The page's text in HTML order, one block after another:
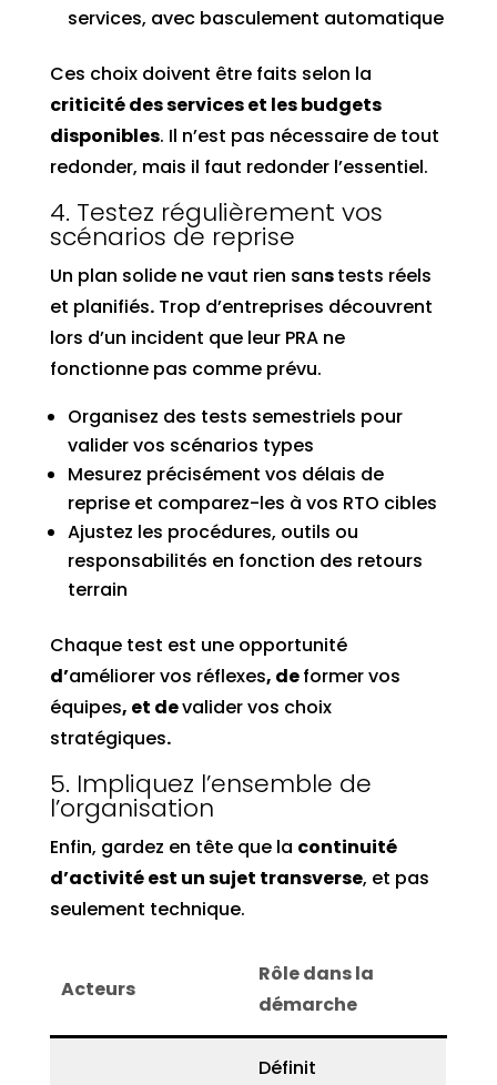
services, avec basculement automatique
Ces choix doivent être faits selon la
criticité des services et les budgets
disponibles. Il n’est pas nécessaire de tout
redonder, mais il faut redonder l’essentiel.
4. Testez régulièrement vos
scénarios de reprise
Un plan solide ne vaut rien sanstests réels
et planifiés.Trop d’entreprises découvrent
lors d’un incident que leur PRA ne
fonctionne pas comme prévu.
Organisez des tests semestriels pour
valider vos scénarios types
Mesurez précisément vos délais de
reprise et comparez-les à vos RTO cibles
Ajustez les procédures, outils ou
responsabilités en fonction des retours
terrain
Chaque test est une opportunité
d’améliorer vos réflexes, deformer vos
équipes, et devalider vos choix
stratégiques.
5. Impliquez l’ensemble de
l’organisation
Enfin, gardez en tête que la continuité
d’activité est un sujet transverse, et pas
seulement technique.
Acteurs
Rôle dans la
démarche
Définit